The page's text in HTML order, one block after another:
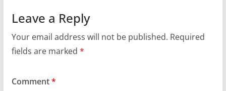
Leave a Reply
Your email address will not be published. Required
fields are marked *
Comment*